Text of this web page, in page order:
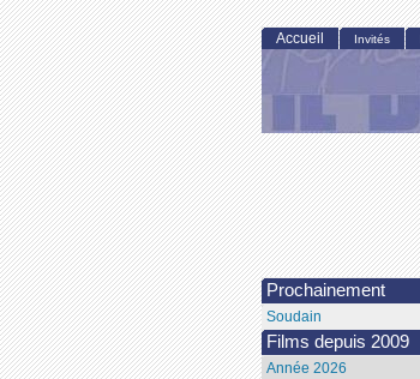
Accueil Invités
Prochainement
Soudain
Films depuis 2009
Année 2026